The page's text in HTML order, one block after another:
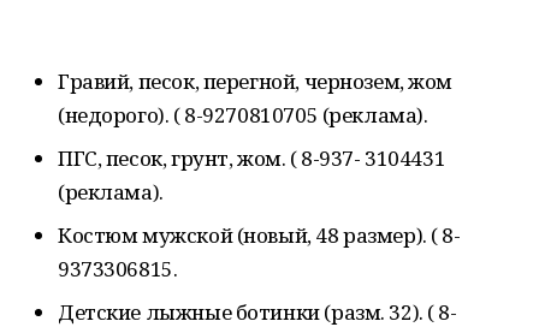
Гравий, песок, перегной, чернозем, жом
(недорого). ( 8-9270810705 (реклама).
ПГС, песок, грунт, жом. ( 8-937- 3104431
(реклама).
Костюм мужской (новый, 48 размер). ( 8-
9373306815.
Детские лыжные ботинки (разм. 32). ( 8-